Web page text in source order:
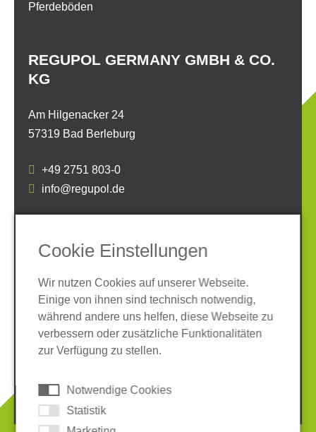
REGUPOL GERMANY GMBH & CO.
KG
Am Hilgenacker 24
57319 Bad Berleburg
+49 2751 803-0
info@regupol.de
Pferdeböden
SOCIAL MEDIA
© 2026 REGUPOL Germany GmbH & Co. KG
Cookie Einstellungen
Wir nutzen Cookies auf unserer Webseite.
Einige von ihnen sind technisch notwendig,
während andere uns helfen, diese Webseite zu
verbessern oder zusätzliche Funktionalitäten
zur Verfügung zu stellen.
Notwendige Cookies
Statistik